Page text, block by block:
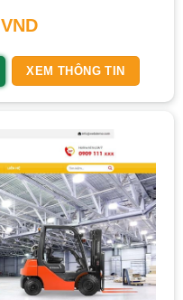
VND
XEM THÔNG TIN